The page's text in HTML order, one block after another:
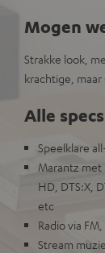
Mogen
Strakke look,
krachtige, maar
Alle
Speelklare
Marantz
HD, DTS:X,
etc
Radio via
Stream